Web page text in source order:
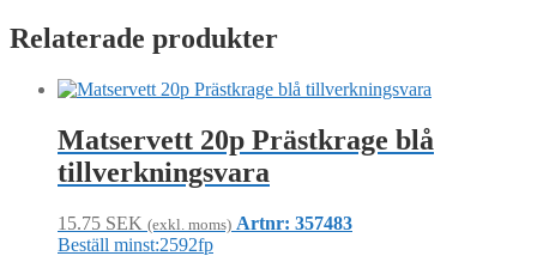
Relaterade produkter
Matservett 20p Prästkrage blå
tillverkningsvara
15.75 SEK (exkl. moms) Artnr: 357483
Beställ minst:2592fp